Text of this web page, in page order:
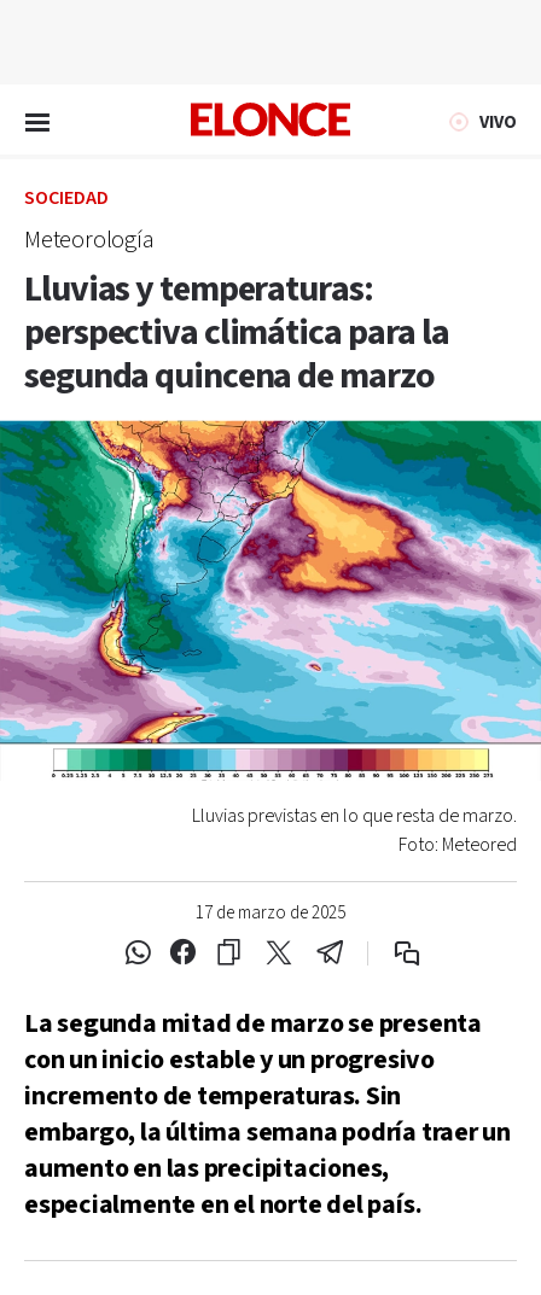
VIVO
SOCIEDAD
Meteorología
Lluvias y temperaturas:
perspectiva climática para la
segunda quincena de marzo
17 de marzo de 2025
Lluvias previstas en lo que resta de marzo.
Foto: Meteored
La segunda mitad de marzo se presenta
con un inicio estable y un progresivo
incremento de temperaturas. Sin
embargo, la última semana podría traer un
aumento en las precipitaciones,
especialmente en el norte del país.